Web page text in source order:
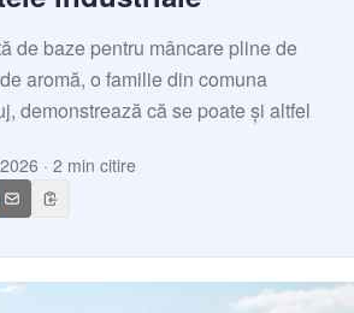
de baze pentru mâncare pline de
aromă, o familie din comuna
demonstrează că se poate și altfel
· 2 min citire